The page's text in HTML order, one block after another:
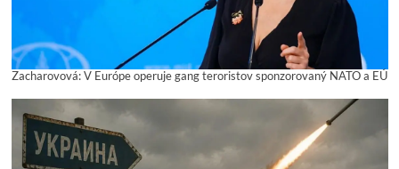
Zacharovová: V Európe operuje gang teroristov sponzorovaný NATO a EÚ